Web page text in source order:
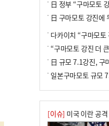
[이슈] 미국 이란 공격